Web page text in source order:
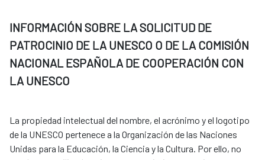
INFORMACIÓN SOBRE LA SOLICITUD DE
PATROCINIO DE LA UNESCO O DE LA COMISIÓN
NACIONAL ESPAÑOLA DE COOPERACIÓN CON
LA UNESCO
La propiedad intelectual del nombre, el acrónimo y el logotipo
de la UNESCO pertenece a la Organización de las Naciones
Unidas para la Educación, la Ciencia y la Cultura. Por ello, no